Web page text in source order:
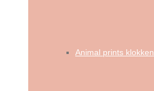
Animal prints klokken